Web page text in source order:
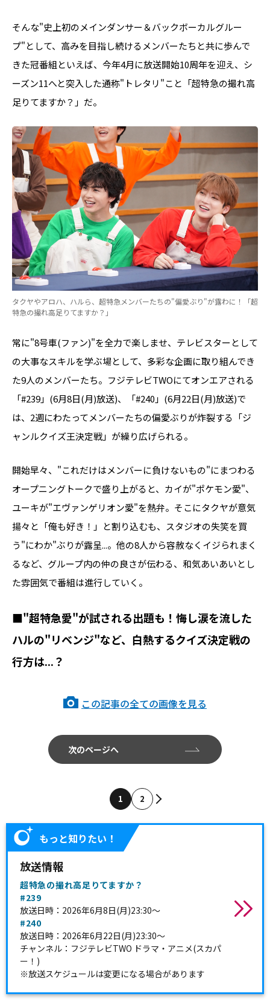
そんな"史上初のメインダンサー＆バックボーカルグルー
プ"として、高みを目指し続けるメンバーたちと共に歩んで
きた冠番組といえば、今年4月に放送開始10周年を迎え、シ
ーズン11へと突入した通称"トレタリ"こと「超特急の撮れ高
足りてますか？」だ。
タクヤやアロハ、ハルら、超特急メンバーたちの"偏愛ぶり"が露わに！「超
特急の撮れ高足りてますか？」
常に"8号車(ファン)"を全力で楽しませ、テレビスターとして
の大事なスキルを学ぶ場として、多彩な企画に取り組んでき
た9人のメンバーたち。フジテレビTWOにてオンエアされる
「#239」(6月8日(月)放送)、「#240」(6月22日(月)放送)で
は、2週にわたってメンバーたちの偏愛ぶりが炸裂する「ジ
ャンルクイズ王決定戦」が繰り広げられる。
開始早々、"これだけはメンバーに負けないもの"にまつわる
オープニングトークで盛り上がると、カイが"ポケモン愛"、
ユーキが"エヴァンゲリオン愛"を熱弁。そこにタクヤが意気
揚々と「俺も好き！」と割り込むも、スタジオの失笑を買
う"にわか"ぶりが露呈...。他の8人から容赦なくイジられまく
るなど、グループ内の仲の良さが伝わる、和気あいあいとし
た雰囲気で番組は進行していく。
■"超特急愛"が試される出題も！悔し涙を流した
ハルの"リベンジ"など、白熱するクイズ決定戦の
行方は...？
この記事の全ての画像を見る
次のページへ
1 2
もっと知りたい！
放送情報
超特急の撮れ高足りてますか？
#239
放送日時：2026年6月8日(月)23:30～
#240
放送日時：2026年6月22日(月)23:30～
チャンネル：フジテレビTWO ドラマ・アニメ(スカパ
ー！)
※放送スケジュールは変更になる場合があります